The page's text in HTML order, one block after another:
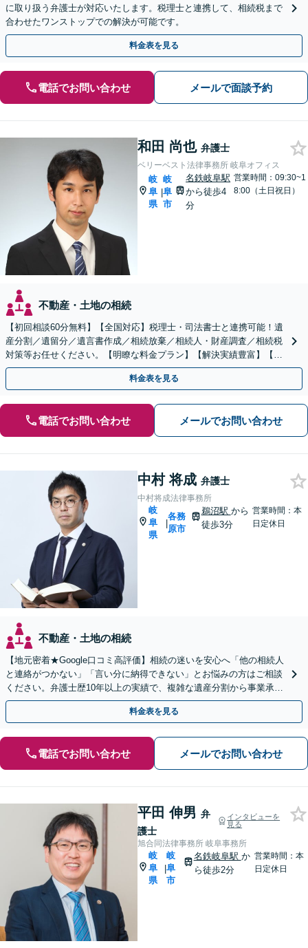
に取り扱う弁護士が対応いたします。税理士と連携して、相続税まで
合わせたワンストップでの解決が可能です。
料金表を見る
電話でお問い合わせ メールで面談予約
和田 尚也 弁護士
ベリーベスト法律事務所 岐阜オフィス
岐
阜
県
|
岐
阜
市
名鉄岐阜駅
から徒歩4
分
営業時間：09:30~1
8:00（土日祝日）
不動産・土地の相続
【初回相談60分無料】【全国対応】税理士・司法書士と連携可能！遺
産分割／遺留分／遺言書作成／相続放棄／相続人・財産調査／相続税
対策等お任せください。【明瞭な料金プラン】【解決実績豊富】【電
話相談可】
料金表を見る
電話でお問い合わせ メールでお問い合わせ
中村 将成 弁護士
中村将成法律事務所
岐
阜
県
|
各務
原市
鵜沼駅 から
徒歩3分
営業時間：本
日定休日
不動産・土地の相続
【地元密着★Google口コミ高評価】相続の迷いを安心へ「他の相続人
と連絡がつかない」「言い分に納得できない」とお悩みの方はご相談
ください。弁護士歴10年以上の実績で、複雑な遺産分割から事業承継
まで幅広く対応【休日・夜間相談可｜駐車場あり】
料金表を見る
電話でお問い合わせ メールでお問い合わせ
平田 伸男 弁
護士
インタビューを
見る
旭合同法律事務所 岐阜事務所
岐
阜
県
|
岐
阜
市
名鉄岐阜駅 か
ら徒歩2分
営業時間：本
日定休日